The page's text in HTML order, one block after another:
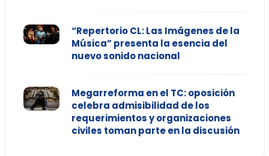
“Repertorio CL: Las Imágenes de la
Música” presenta la esencia del
nuevo sonido nacional
Megarreforma en el TC: oposición
celebra admisibilidad de los
requerimientos y organizaciones
civiles toman parte en la discusión